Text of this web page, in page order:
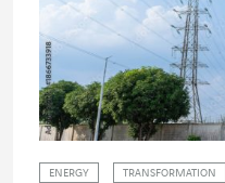
ENERGY TRANSFORMATION